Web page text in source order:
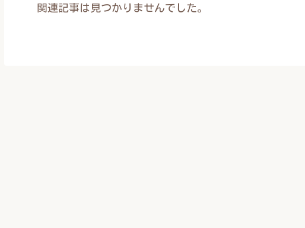
関連記事は見つかりませんでした。